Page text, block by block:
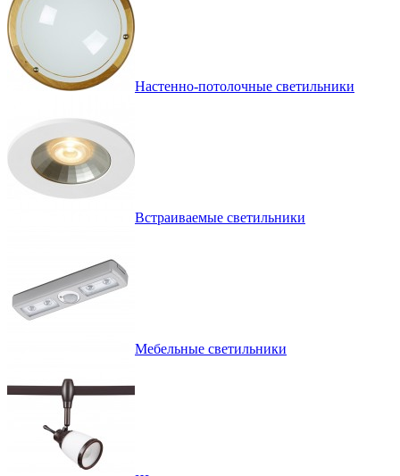
Настенно-потолочные светильники
Встраиваемые светильники
Мебельные светильники